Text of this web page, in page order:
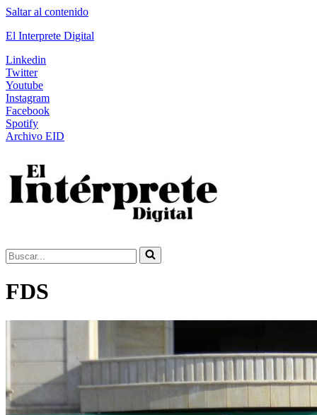
Saltar al contenido
El Interprete Digital
Linkedin
Twitter
Youtube
Instagram
Facebook
Spotify
Archivo EID
Buscar...
FDS